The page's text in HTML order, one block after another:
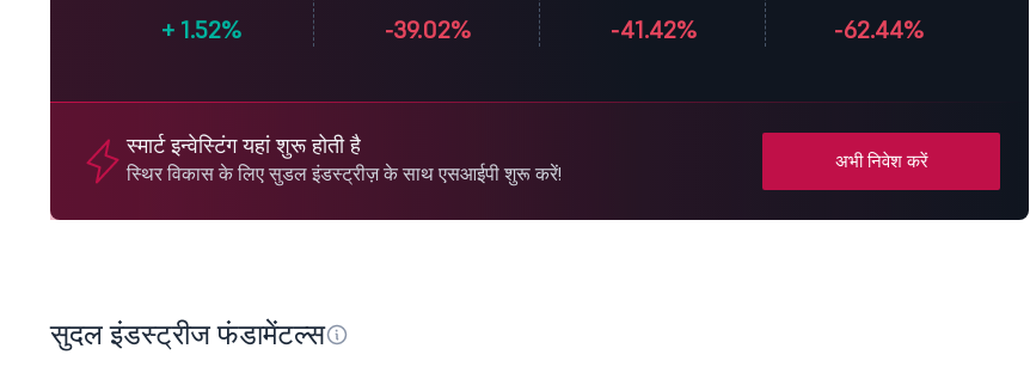
+1.52% -39.02% -41.42% -62.44%
स्मार्ट इन्वेस्टिंग यहां शुरू होती है
स्थिर विकास के लिए सुडल इंडस्ट्रीज़ के साथ एसआईपी शुरू करें!
अभी निवेश करें
सुदल इंडस्ट्रीज फंडामेंटल्स